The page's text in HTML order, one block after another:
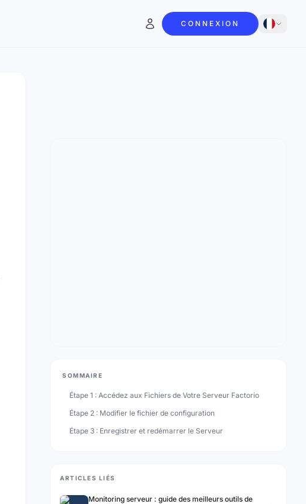
CONNEXION
SOMMAIRE
Étape 1 : Accédez aux Fichiers de Votre Serveur Factorio
Étape 2 : Modifier le fichier de configuration
Étape 3 : Enregistrer et redémarrer le Serveur
ARTICLES LIÉS
Monitoring serveur : guide des meilleurs outils de